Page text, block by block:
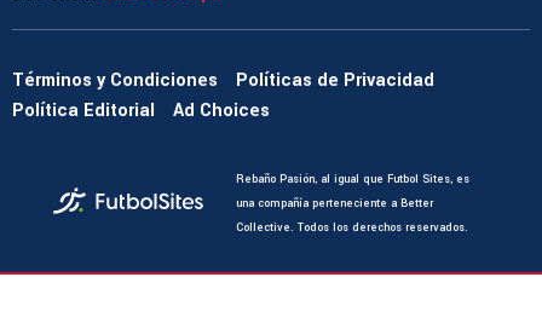
Términos y Condiciones
Políticas de Privacidad
Política Editorial
Ad Choices
Rebaño Pasión, al igual que Futbol Sites, es
una compañía perteneciente a Better
Collective. Todos los derechos reservados.